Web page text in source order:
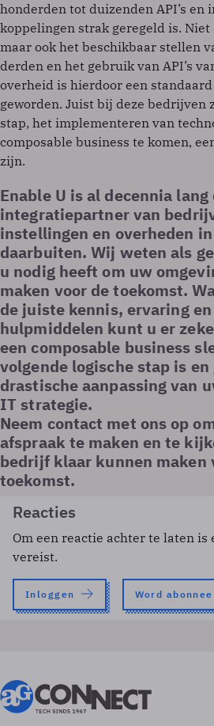
honderden tot duizenden API’s en
koppelingen strak geregeld is.
maar ook het beschikbaar stellen
derden en het gebruik van API’s
overheid is hierdoor een
geworden. Juist bij deze bedrijven
stap, het implementeren van
composable business te komen,
zijn.
Enable U is al decennia lang
integratiepartner van
instellingen en overheden
daarbuiten. Wij weten als
u nodig heeft om uw
maken voor de toekomst.
de juiste kennis, ervaring en
hulpmiddelen kunt u er
een composable business
volgende logische stap is en
drastische aanpassing van
IT strategie.
Neem contact met ons op
afspraak te maken en te
bedrijf klaar kunnen maken
toekomst.
Reacties
Om een reactie achter te laten is
vereist.
Inloggen Word abonnee